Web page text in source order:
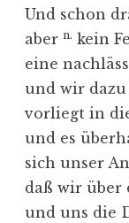
Und schon
aber n. kein
eine
und wir dazu
vorliegt in
und es
sich unser
daß wir über
und uns die